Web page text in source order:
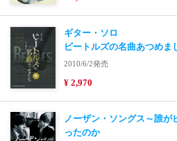
ギター・ソロ
ビートルズの名曲あつめま
2010/6/2発売
¥ 2,970
ノーザン・ソングス～誰が
ったのか